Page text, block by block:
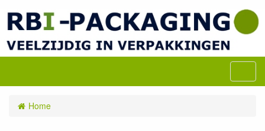
e
Home